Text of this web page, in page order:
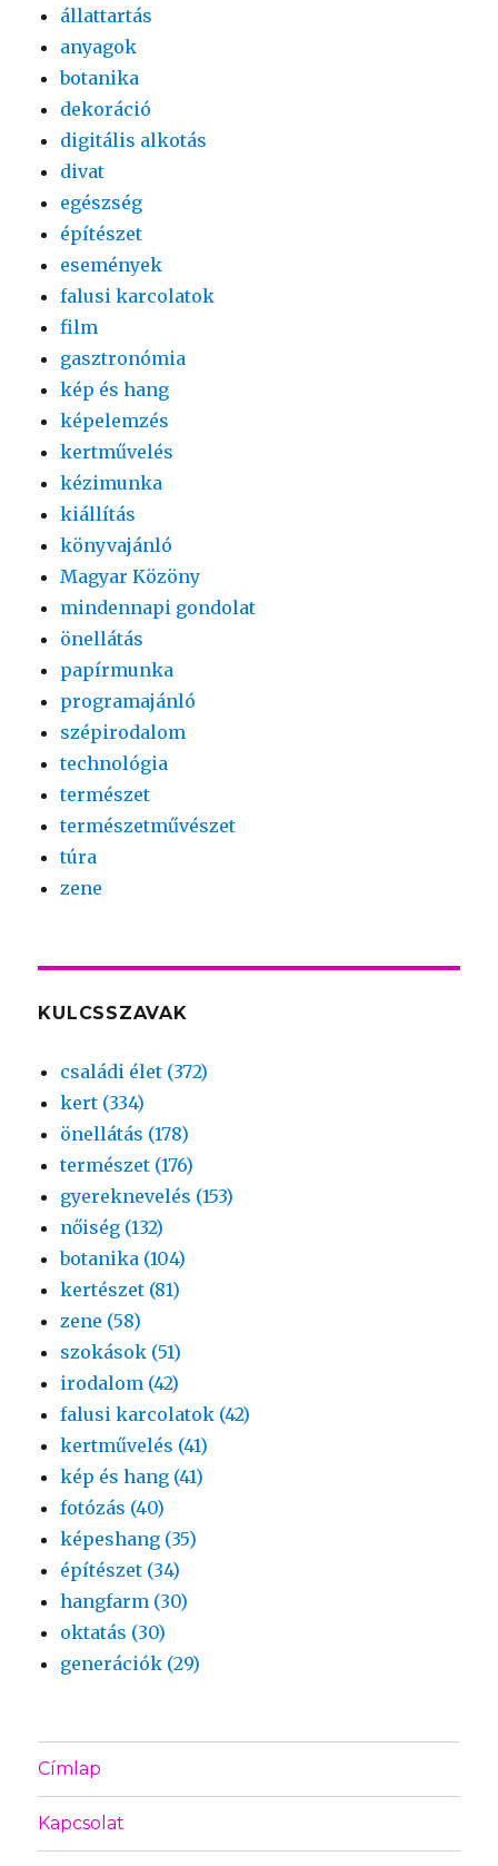
állattartás
anyagok
botanika
dekoráció
digitális alkotás
divat
egészség
építészet
események
falusi karcolatok
film
gasztronómia
kép és hang
képelemzés
kertművelés
kézimunka
kiállítás
könyvajánló
Magyar Közöny
mindennapi gondolat
önellátás
papírmunka
programajánló
szépirodalom
technológia
természet
természetművészet
túra
zene
KULCSSZAVAK
családi élet (372)
kert (334)
önellátás (178)
természet (176)
gyereknevelés (153)
nőiség (132)
botanika (104)
kertészet (81)
zene (58)
szokások (51)
irodalom (42)
falusi karcolatok (42)
kertművelés (41)
kép és hang (41)
fotózás (40)
képeshang (35)
építészet (34)
hangfarm (30)
oktatás (30)
generációk (29)
Címlap
Kapcsolat